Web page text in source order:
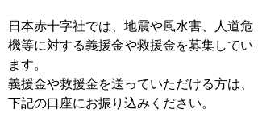
日本赤十字社では、地震や風水害、人道危
機等に対する義援金や救援金を募集してい
ます。
義援金や救援金を送っていただける方は、
下記の口座にお振り込みください。